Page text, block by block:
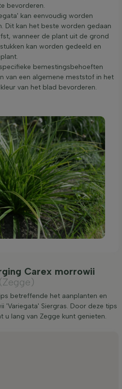
bevorderen.
kan eenvoudig worden
Dit kan het beste worden gedaan
wanneer de plant uit de grond
kan worden gedeeld en
bemestingsbehoeften
van een algemene meststof in het
van het blad bevorderen.
Carex morrowii
(Zegge)
betreffende het aanplanten en
'Variegata' Siergras. Door deze tips
u lang van Zegge kunt genieten.